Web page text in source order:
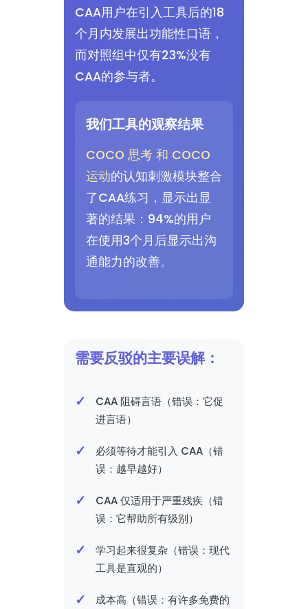
CAA用户在引入工具后的18
个月内发展出功能性口语，
而对照组中仅有23%没有
CAA的参与者。
我们工具的观察结果
COCO 思考 和 COCO
运动的认知刺激模块整合
了CAA练习，显示出显
著的结果：94%的用户
在使用3个月后显示出沟
通能力的改善。
需要反驳的主要误解：
CAA 阻碍言语（错误：它促
进言语）
必须等待才能引入 CAA（错
误：越早越好）
CAA 仅适用于严重残疾（错
误：它帮助所有级别）
学习起来很复杂（错误：现代
工具是直观的）
成本高（错误：有许多免费的